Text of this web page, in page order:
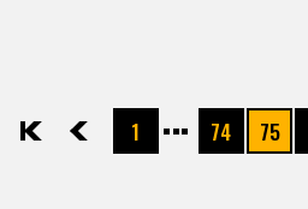
先頭 前へ1 74 75